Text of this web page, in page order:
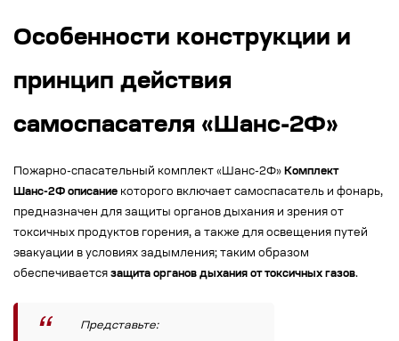
Особенности конструкции и
принцип действия
самоспасателя «Шанс-2Ф»
Пожарно-спасательный комплект «Шанс-2Ф» Комплект
Шанс-2Ф описание которого включает самоспасатель и фонарь,
предназначен для защиты органов дыхания и зрения от
токсичных продуктов горения, а также для освещения путей
эвакуации в условиях задымления; таким образом
обеспечивается защита органов дыхания от токсичных газов.
Представьте: